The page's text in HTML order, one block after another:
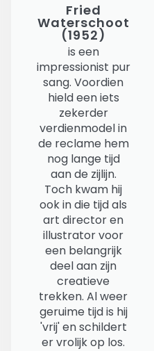
Fried
Waterschoot
(1952)
is een
impressionist pur
sang. Voordien
hield een iets
zekerder
verdienmodel in
de reclame hem
nog lange tijd
aan de zijlijn.
Toch kwam hij
ook in die tijd als
art director en
illustrator voor
een belangrijk
deel aan zijn
creatieve
trekken. Al weer
geruime tijd is hij
'vrij' en schildert
er vrolijk op los.